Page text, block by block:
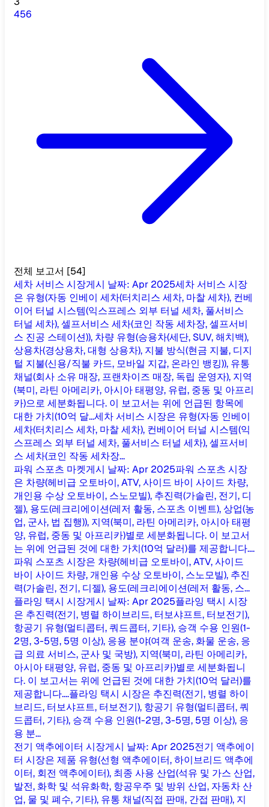
456
전체 보고서 [54]
세차 서비스 시장게시 날짜: Apr 2025세차 서비스 시장
은 유형(자동 인베이 세차(터치리스 세차, 마찰 세차), 컨베
이어 터널 시스템(익스프레스 외부 터널 세차, 풀서비스
터널 세차), 셀프서비스 세차(코인 작동 세차장, 셀프서비
스 진공 스테이션)), 차량 유형(승용차(세단, SUV, 해치백),
상용차(경상용차, 대형 상용차), 지불 방식(현금 지불, 디지
털 지불(신용/직불 카드, 모바일 지갑, 온라인 뱅킹)), 유통
채널(회사 소유 매장, 프랜차이즈 매장, 독립 운영자), 지역
(북미, 라틴 아메리카, 아시아 태평양, 유럽, 중동 및 아프리
카)으로 세분화됩니다. 이 보고서는 위에 언급된 항목에
대한 가치(10억 달...세차 서비스 시장은 유형(자동 인베이
세차(터치리스 세차, 마찰 세차), 컨베이어 터널 시스템(익
스프레스 외부 터널 세차, 풀서비스 터널 세차), 셀프서비
스 세차(코인 작동 세차장...
파워 스포츠 마켓게시 날짜: Apr 2025파워 스포츠 시장
은 차량(헤비급 오토바이, ATV, 사이드 바이 사이드 차량,
개인용 수상 오토바이, 스노모빌), 추진력(가솔린, 전기, 디
젤), 용도(레크리에이션(레저 활동, 스포츠 이벤트), 상업(농
업, 군사, 법 집행)), 지역(북미, 라틴 아메리카, 아시아 태평
양, 유럽, 중동 및 아프리카)별로 세분화됩니다. 이 보고서
는 위에 언급된 것에 대한 가치(10억 달러)를 제공합니다....
파워 스포츠 시장은 차량(헤비급 오토바이, ATV, 사이드
바이 사이드 차량, 개인용 수상 오토바이, 스노모빌), 추진
력(가솔린, 전기, 디젤), 용도(레크리에이션(레저 활동, 스...
플라잉 택시 시장게시 날짜: Apr 2025플라잉 택시 시장
은 추진력(전기, 병렬 하이브리드, 터보샤프트, 터보전기),
항공기 유형(멀티콥터, 쿼드콥터, 기타), 승객 수용 인원(1-
2명, 3-5명, 5명 이상), 응용 분야(여객 운송, 화물 운송, 응
급 의료 서비스, 군사 및 국방), 지역(북미, 라틴 아메리카,
아시아 태평양, 유럽, 중동 및 아프리카)별로 세분화됩니
다. 이 보고서는 위에 언급된 것에 대한 가치(10억 달러)를
제공합니다....플라잉 택시 시장은 추진력(전기, 병렬 하이
브리드, 터보샤프트, 터보전기), 항공기 유형(멀티콥터, 쿼
드콥터, 기타), 승객 수용 인원(1-2명, 3-5명, 5명 이상), 응
용 분...
전기 액추에이터 시장게시 날짜: Apr 2025전기 액추에이
터 시장은 제품 유형(선형 액추에이터, 하이브리드 액추에
이터, 회전 액추에이터), 최종 사용 산업(석유 및 가스 산업,
발전, 화학 및 석유화학, 항공우주 및 방위 산업, 자동차 산
업, 물 및 폐수, 기타), 유통 채널(직접 판매, 간접 판매), 지